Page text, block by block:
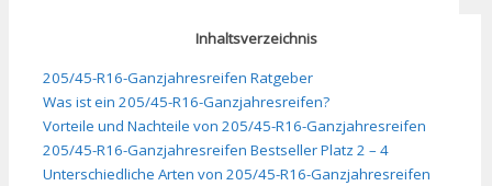
Inhaltsverzeichnis
205/45-R16-Ganzjahresreifen Ratgeber
Was ist ein 205/45-R16-Ganzjahresreifen?
Vorteile und Nachteile von 205/45-R16-Ganzjahresreifen
205/45-R16-Ganzjahresreifen Bestseller Platz 2 – 4
Unterschiedliche Arten von 205/45-R16-Ganzjahresreifen